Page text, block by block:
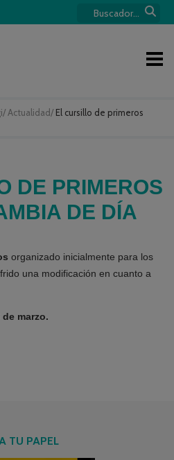
/ Actualidad/ El cursillo de primeros
DE PRIMEROS
DE DÍA
organizado inicialmente para los
una modificación en cuanto a
de marzo.
TU PAPEL